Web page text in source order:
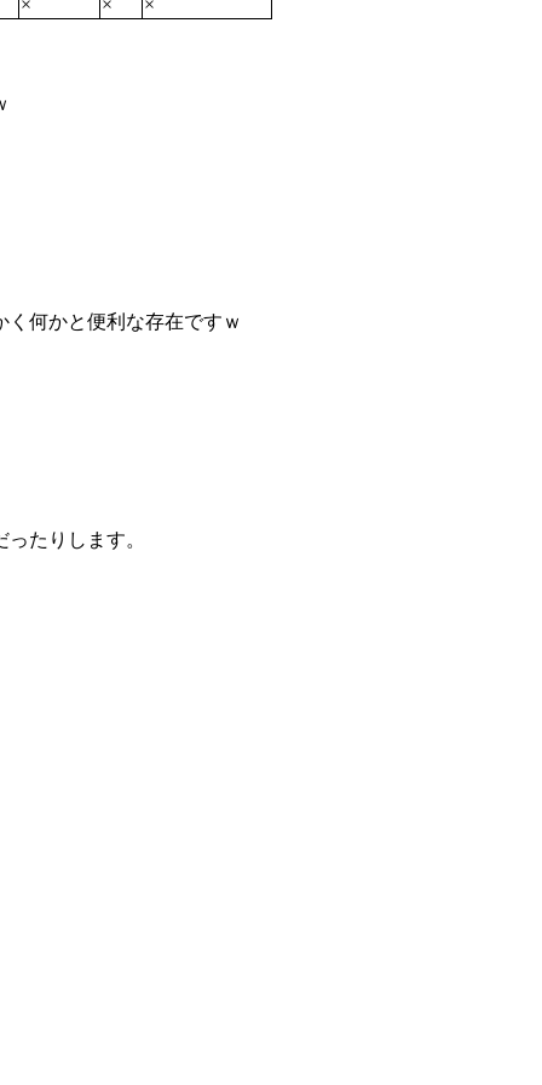
× × ×
何かと便利な存在ですｗ
たりします。